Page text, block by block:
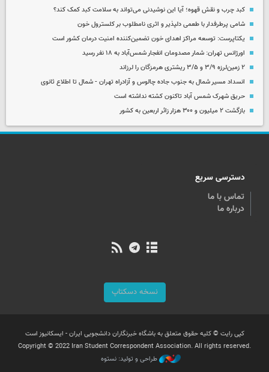
کبد چرب و نقش قهوه؛ آیا این نوشیدنی می‌تواند به سلامت کبد کمک کند؟
شامی پرطرفدار با طعمی دلپذیر و اثری نامطلوب بر کلسترول خون
یکتاپرست: توسعه مراکز اهدای خون تضمین‌کننده امنیت درمان کشور است
اورژانس تهران: شمار مصدومان انفجار شمس‌آباد به ۱۸ نفر رسید
۲ زمین‌لرزه ۳/۹ و ۳/۵ ریشتری هرمزگان را لرزاند
انسداد مسیر شمال به جنوب جاده چالوس و آزادراه تهران - شمال تا اطلاع ثانوی
حریق شهرک شمس آباد تاکنون کشته نداشته است
بازگشت ۲ میلیون و ۳۰۰ هزار زائر اربعین به کشور
دسترسی سریع
تماس با ما
درباره ما
نسخه دسکتاپ
کپی رایت © کلیه حقوق متعلق به باشگاه خبرنگاران دانشجویی ایران - ایسکانیوز است
Copyright © 2022 Iran Student Correspondent Association. All rights reserved.
طراحی و تولید: نستوه